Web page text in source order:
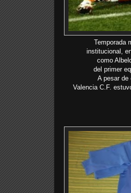
Temporada
institucional,
como
del primer
A pesar de
Valencia C.F.